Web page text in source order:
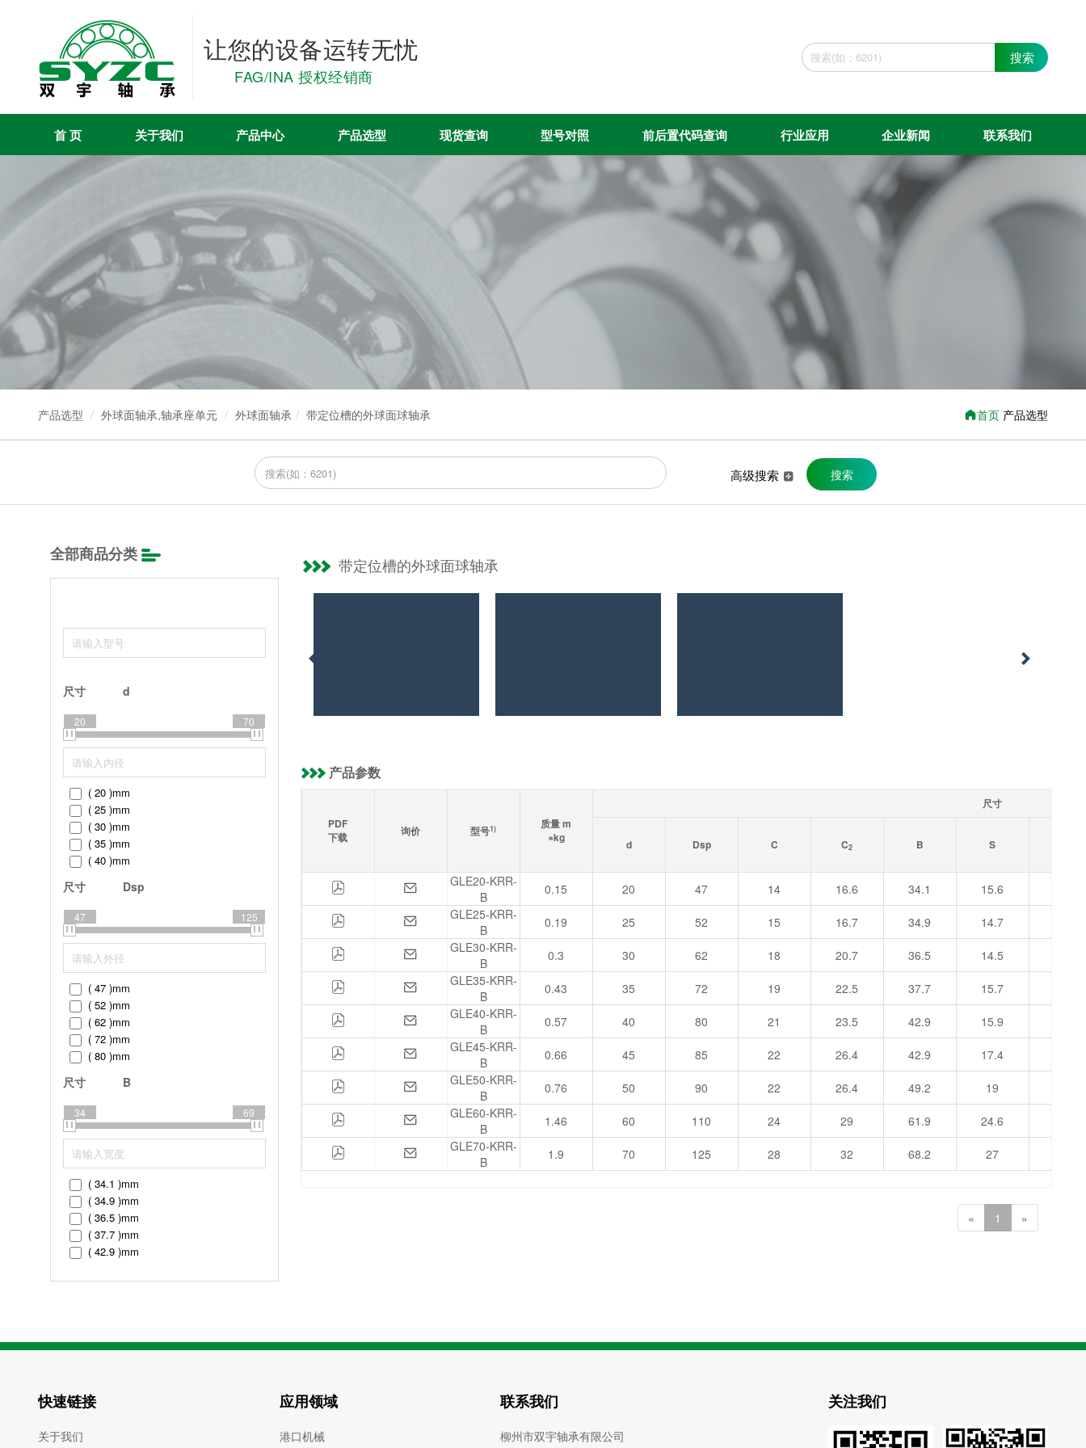
让您的设备运转无忧
FAG/INA 授权经销商
搜索
首 页 关于我们 产品中心 产品选型 现货查询 型号对照 前后置代码查询 行业应用 企业新闻 联系我们
产品选型 外球面轴承,轴承座单元 外球面轴承 带定位槽的外球面球轴承 首页 产品选型
高级搜索 搜索
全部商品分类
尺寸 d
20 70
( 20 )mm
( 25 )mm
( 30 )mm
( 35 )mm
( 40 )mm
mm
( 60 )
( 70 )mm
尺寸 Dsp
47 125
( 47 )mm
( 52 )mm
( 62 )mm
( 72 )mm
( 80 )mm
mm
( 110 )
( 125 )mm
尺寸 B
34 69
( 34.1 )mm
( 34.9 )mm
( 36.5 )mm
( 37.7 )mm
( 42.9 )mm
( 61.9 )mm
带定位槽的外球面球轴承
产品参数
PDF
下载
询价 型号1)
质量 m
≈kg
尺寸
d Dsp C C2 B S
GLE20-KRR-
B
0.15 20 47 14 16.6 34.1 15.6
GLE25-KRR-
B
0.19 25 52 15 16.7 34.9 14.7
GLE30-KRR-
B
0.3 30 62 18 20.7 36.5 14.5
GLE35-KRR-
B
0.43 35 72 19 22.5 37.7 15.7
GLE40-KRR-
B
0.57 40 80 21 23.5 42.9 15.9
GLE45-KRR-
B
0.66 45 85 22 26.4 42.9 17.4
GLE50-KRR-
B
0.76 50 90 22 26.4 49.2 19
GLE60-KRR-
B
1.46 60 110 24 29 61.9 24.6
GLE70-KRR-
B
1.9 70 125 28 32 68.2 27
« 1 »
快速链接
关于我们
应用领域
港口机械
联系我们
柳州市双宇轴承有限公司
关注我们